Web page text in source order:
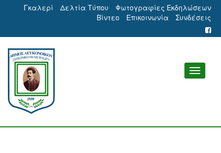
Γκαλερί Δελτία Τύπου
Φωτογραφίες Εκδηλώσεων
Βίντεο
Επικοινωνία Συνδέσεις